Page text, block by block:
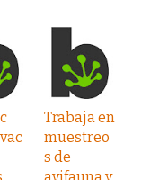
Trabaja en
muestreo
s de